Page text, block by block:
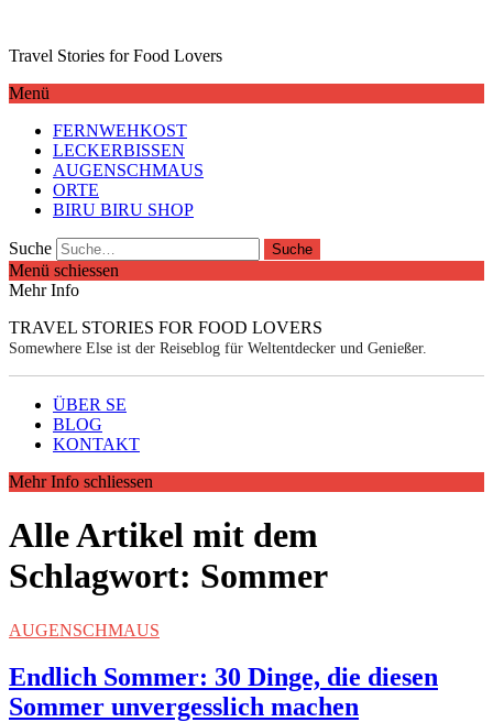
Travel Stories for Food Lovers
Menü
FERNWEHKOST
LECKERBISSEN
AUGENSCHMAUS
ORTE
BIRU BIRU SHOP
Suche
Menü schiessen
Mehr Info
TRAVEL STORIES FOR FOOD LOVERS
Somewhere Else ist der Reiseblog für Weltentdecker und Genießer.
ÜBER SE
BLOG
KONTAKT
Mehr Info schliessen
Alle Artikel mit dem
Schlagwort: Sommer
AUGENSCHMAUS
Endlich Sommer: 30 Dinge, die diesen
Sommer unvergesslich machen